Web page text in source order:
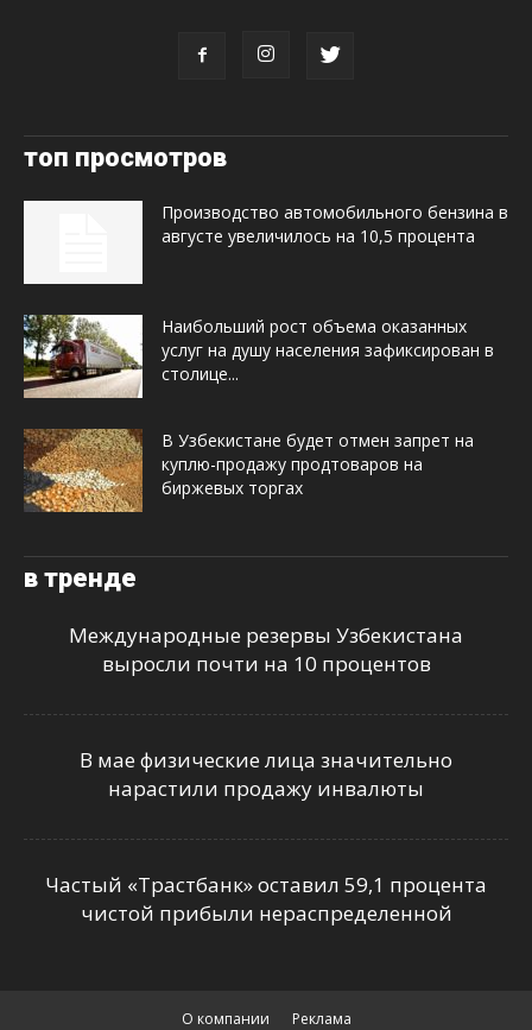
топ просмотров
Производство автомобильного бензина в
августе увеличилось на 10,5 процента
Наибольший рост объема оказанных
услуг на душу населения зафиксирован в
столице...
В Узбекистане будет отмен запрет на
куплю-продажу продтоваров на
биржевых торгах
в тренде
Международные резервы Узбекистана
выросли почти на 10 процентов
В мае физические лица значительно
нарастили продажу инвалюты
Частый «Трастбанк» оставил 59,1 процента
чистой прибыли нераспределенной
О компании Реклама